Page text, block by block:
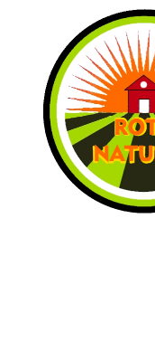
conteúdo